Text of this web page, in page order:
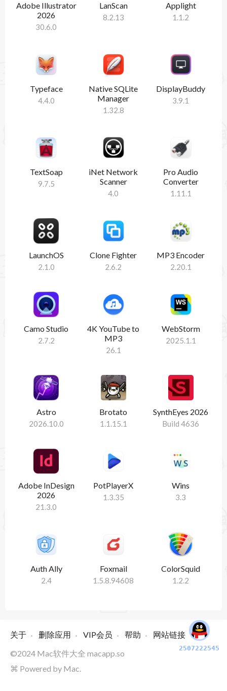
Adobe Illustrator
2026
30.6.0
LanScan
8.2.13
Applight
1.1.2
Typeface
4.4.0
Native SQLite
Manager
1.32.8
DisplayBuddy
3.9.1
TextSoap
9.7.5
iNet Network
Scanner
4.0
Pro Audio
Converter
1.11.1
LaunchOS
2.1.0
Clone Fighter
2.6.2
MP3 Encoder
2.20.1
Camo Studio
2.7.2
4K YouTube to
MP3
26.1
WebStorm
2025.1.1
Astro
2026.10.0
Brotato
1.1.15.1
SynthEyes 2026
Build 4636
Adobe InDesign
2026
21.3.0
PotPlayerX
1.3.35
Wins
3.3
Auth Ally
2.4
Foxmail
1.5.8.94608
ColorSquid
1.2.2
关于 删除应用 VIP会员 帮助
网站链接
©2024 Mac软件大全 macapp.so
⌘ Powered by Mac.
2507222545